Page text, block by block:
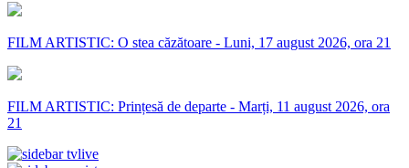
FILM ARTISTIC: O stea căzătoare - Luni, 17 august 2026, ora 21
FILM ARTISTIC: Prințesă de departe - Marți, 11 august 2026, ora
21